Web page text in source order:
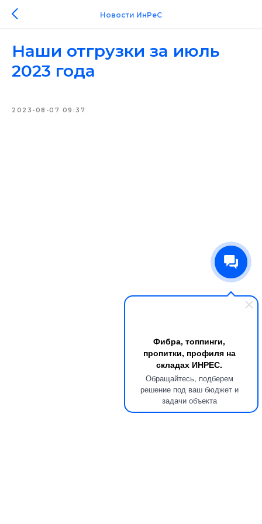
Фибра, топпинги,
пропитки, профиля на
складах ИНРЕС.
Обращайтесь, подберем
решение под ваш бюджет и
задачи объекта
Новости ИнРеС
Наши отгрузки за июль
2023 года
2023-08-07 09:37